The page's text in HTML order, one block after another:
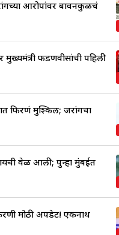
आरोपांवर बावनकुळेंचं
मुख्यमंत्री फडणवीसांची पहिली
फिरणं मुश्किल; जरांगेंचा
वेळ आली; पुन्हा मुंबईत
मोठी अपडेट! एकनाथ